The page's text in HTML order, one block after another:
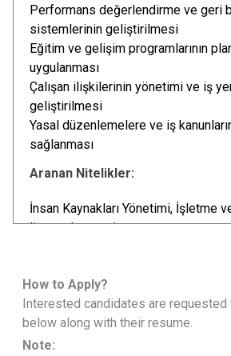
Performans değerlendirme ve geri
sistemlerinin geliştirilmesi
Eğitim ve gelişim programlarının
uygulanması
Çalışan ilişkilerinin yönetimi ve iş
geliştirilmesi
Yasal düzenlemelere ve iş
sağlanması
Aranan Nitelikler:
İnsan Kaynakları Yönetimi, İşletme
lisans derecesi
bilgi
Etkin iletişim ve liderlik becerileri
Problem çözme ve organizasyon
MS Office programlarına hakimiyet
How to Apply?
Interested candidates are
below along with their resume.
Note: